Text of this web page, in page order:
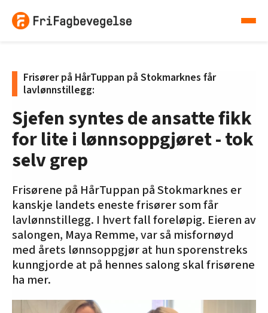
Frisører på HårTuppan på Stokmarknes får
lavlønnstillegg:
Sjefen syntes de ansatte fikk
for lite i lønnsoppgjøret - tok
selv grep
Frisørene på HårTuppan på Stokmarknes er
kanskje landets eneste frisører som får
lavlønnstillegg. I hvert fall foreløpig. Eieren av
salongen, Maya Remme, var så misfornøyd
med årets lønnsoppgjør at hun sporenstreks
kunngjorde at på hennes salong skal frisørene
ha mer.